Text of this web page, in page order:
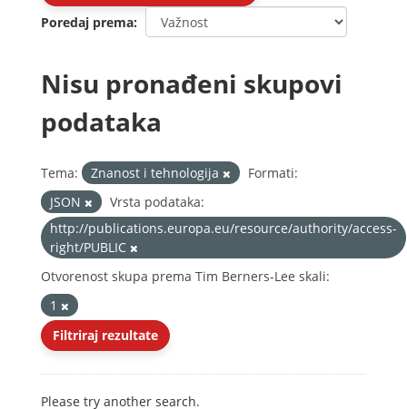
Poredaj prema
Nisu pronađeni skupovi
podataka
Tema: Znanost i tehnologija
Formati:
JSON
Vrsta podataka:
http://publications.europa.eu/resource/authority/access-
right/PUBLIC
Otvorenost skupa prema Tim Berners-Lee skali:
1
Filtriraj rezultate
Please try another search.